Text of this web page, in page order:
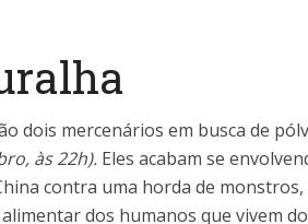
dois mercenários em busca de
às 22h). Eles acabam se
contra uma horda de
dos humanos que vivem